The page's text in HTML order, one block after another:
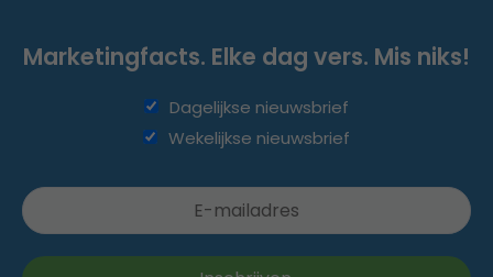
Marketingfacts. Elke dag vers. Mis niks!
Dagelijkse nieuwsbrief
Wekelijkse nieuwsbrief